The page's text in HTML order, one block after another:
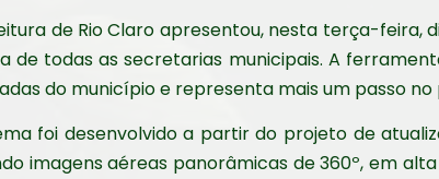
de Rio Claro apresentou, nesta terça-feira,
de todas as secretarias municipais. A
do município e representa mais um passo
foi desenvolvido a partir do projeto de
imagens aéreas panorâmicas de 360º, em